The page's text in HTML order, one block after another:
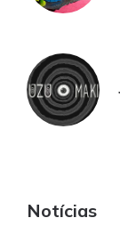
Notícias